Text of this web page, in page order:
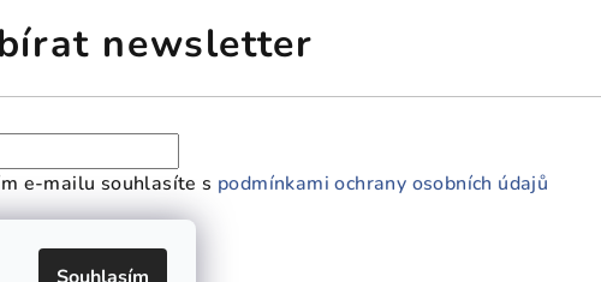
newsletter
e-mailu souhlasíte s podmínkami ochrany osobních údajů
se